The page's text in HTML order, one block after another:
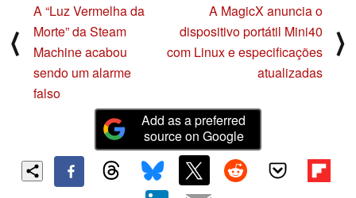
⟨
A “Luz Vermelha da
Morte” da Steam
Machine acabou
sendo um alarme
falso
A MagicX anuncia o
dispositivo portátil Mini40
com Linux e especificações
atualizadas
⟩
Add as a preferred
source on Google